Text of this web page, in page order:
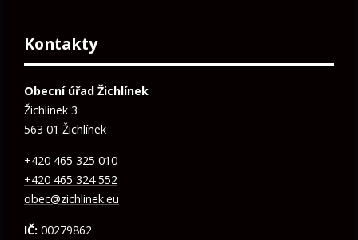
Kontakty
Obecní úřad Žichlínek
Žichlínek 3
563 01 Žichlínek
+420 465 325 010
+420 465 324 552
obec@zichlinek.eu
IČ: 00279862